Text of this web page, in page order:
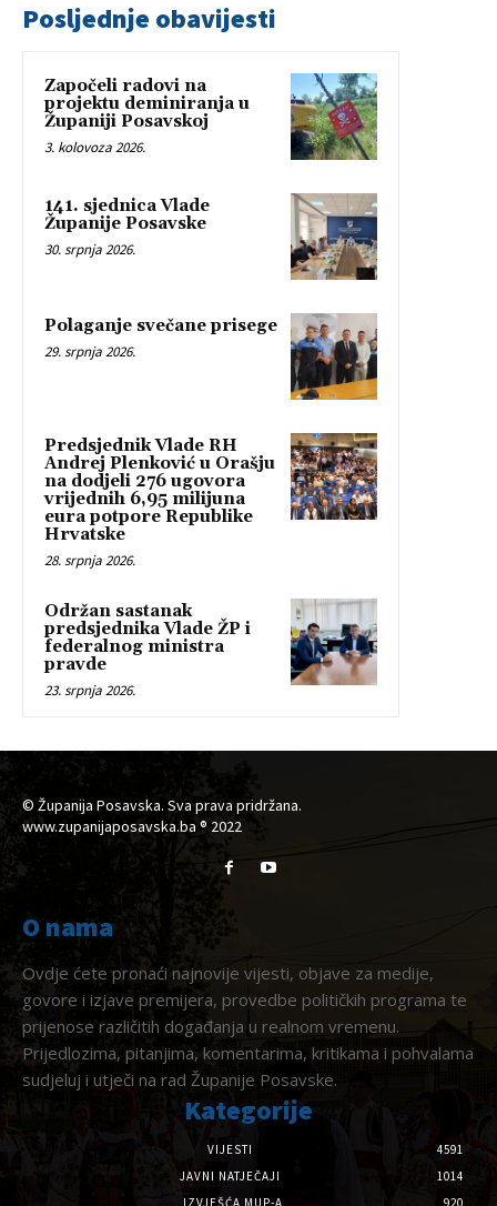
Posljednje obavijesti
Započeli radovi na
projektu deminiranja u
Županiji Posavskoj
3. kolovoza 2026.
141. sjednica Vlade
Županije Posavske
30. srpnja 2026.
Polaganje svečane prisege
29. srpnja 2026.
Predsjednik Vlade RH
Andrej Plenković u Orašju
na dodjeli 276 ugovora
vrijednih 6,95 milijuna
eura potpore Republike
Hrvatske
28. srpnja 2026.
Održan sastanak
predsjednika Vlade ŽP i
federalnog ministra
pravde
23. srpnja 2026.
© Županija Posavska. Sva prava pridržana.
www.zupanijaposavska.ba ® 2022
O nama
Ovdje ćete pronaći najnovije vijesti, objave za medije,
govore i izjave premijera, provedbe političkih programa te
prijenose različitih događanja u realnom vremenu.
Prijedlozima, pitanjima, komentarima, kritikama i pohvalama
sudjeluj i utječi na rad Županije Posavske.
Kategorije
VIJESTI
4591
JAVNI NATJEČAJI
1014